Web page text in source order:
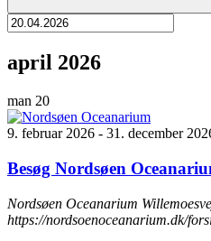
april 2026
man 20
9. februar 2026 - 31. december
Besøg Nordsøen
Nordsøen Oceanarium
https://nordsoenoceanarium.dk/